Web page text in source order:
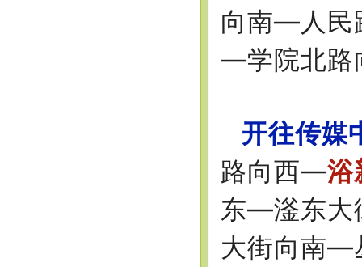
向南—人
—学院北路
开往传媒
路向西—浴
东—滏东大
大街向南—